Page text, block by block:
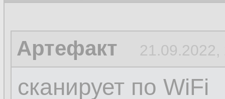
Артефакт 21.09.2022,
сканирует по WiFi